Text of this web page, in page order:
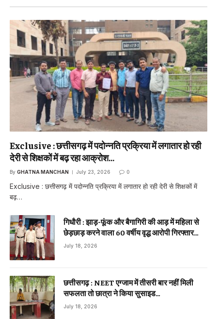
Exclusive : छत्तीसगढ़ में पदोन्नति प्रक्रिया में लगातार हो रही
देरी से शिक्षकों में बढ़ रहा आक्रोश…
By GHATNA MANCHAN July 23, 2026 0
Exclusive : छत्तीसगढ़ में पदोन्नति प्रक्रिया में लगातार हो रही देरी से शिक्षकों में
बढ़…
गिधौरी : झाड़-फूंक और बैगागिरी की आड़ में महिला से
छेड़छाड़ करने वाला 60 वर्षीय वृद्ध आरोपी गिरफ्तार…
July 18, 2026
छत्तीसगढ़ : NEET एग्जाम में तीसरी बार नहीं मिली
सफलता तो छात्रा ने किया सुसाइड…
July 18, 2026